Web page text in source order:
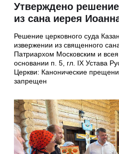
Утверждено
из сана иерея
Решение церковного суда
извержении из священного
Патриархом Московским и
основании п. 5, гл. IX Устава
Церкви: Канонические
запрещен